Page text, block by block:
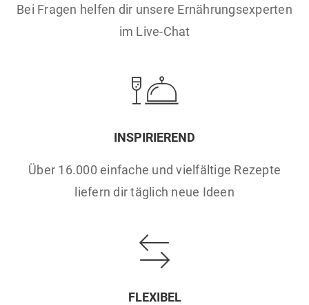
Bei Fragen helfen dir unsere Ernährungsexperten
im Live-Chat
INSPIRIEREND
Über 16.000 einfache und vielfältige Rezepte
liefern dir täglich neue Ideen
FLEXIBEL